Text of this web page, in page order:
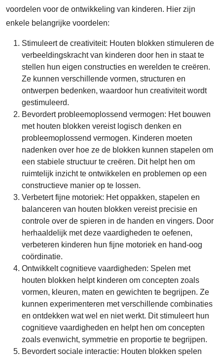
voordelen voor de ontwikkeling van kinderen. Hier zijn
enkele belangrijke voordelen:
Stimuleert de creativiteit: Houten blokken stimuleren de
verbeeldingskracht van kinderen door hen in staat te
stellen hun eigen constructies en werelden te creëren.
Ze kunnen verschillende vormen, structuren en
ontwerpen bedenken, waardoor hun creativiteit wordt
gestimuleerd.
Bevordert probleemoplossend vermogen: Het bouwen
met houten blokken vereist logisch denken en
probleemoplossend vermogen. Kinderen moeten
nadenken over hoe ze de blokken kunnen stapelen om
een stabiele structuur te creëren. Dit helpt hen om
ruimtelijk inzicht te ontwikkelen en problemen op een
constructieve manier op te lossen.
Verbetert fijne motoriek: Het oppakken, stapelen en
balanceren van houten blokken vereist precisie en
controle over de spieren in de handen en vingers. Door
herhaaldelijk met deze vaardigheden te oefenen,
verbeteren kinderen hun fijne motoriek en hand-oog
coördinatie.
Ontwikkelt cognitieve vaardigheden: Spelen met
houten blokken helpt kinderen om concepten zoals
vormen, kleuren, maten en gewichten te begrijpen. Ze
kunnen experimenteren met verschillende combinaties
en ontdekken wat wel en niet werkt. Dit stimuleert hun
cognitieve vaardigheden en helpt hen om concepten
zoals evenwicht, symmetrie en proportie te begrijpen.
Bevordert sociale interactie: Houten blokken spelen